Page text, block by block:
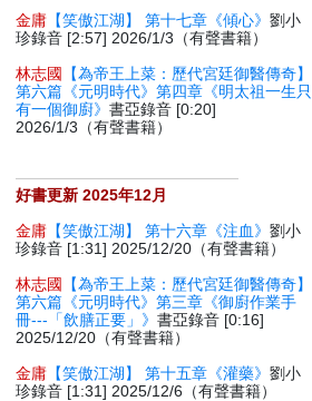
金庸 【笑傲江湖】 第十七章《傾心》劉小
珍錄音 [2:57] 2026/1/3（有聲書籍）
林志國
【為帝王上菜：歷代宮廷御醫傳奇】
第六篇《元明時代》第四章《明太祖一生只
有一個御廚》書亞錄音 [0:20]
2026/1/3（有聲書籍）
好書更新 2025年12月
金庸 【笑傲江湖】 第十六章《注血》劉小
珍錄音 [1:31] 2025/12/20（有聲書籍）
林志國
【為帝王上菜：歷代宮廷御醫傳奇】
第六篇《元明時代》第三章《御廚作業手
冊---「飲膳正要」》書亞錄音 [0:16]
2025/12/20（有聲書籍）
金庸 【笑傲江湖】 第十五章《灌藥》劉小
珍錄音 [1:31] 2025/12/6（有聲書籍）